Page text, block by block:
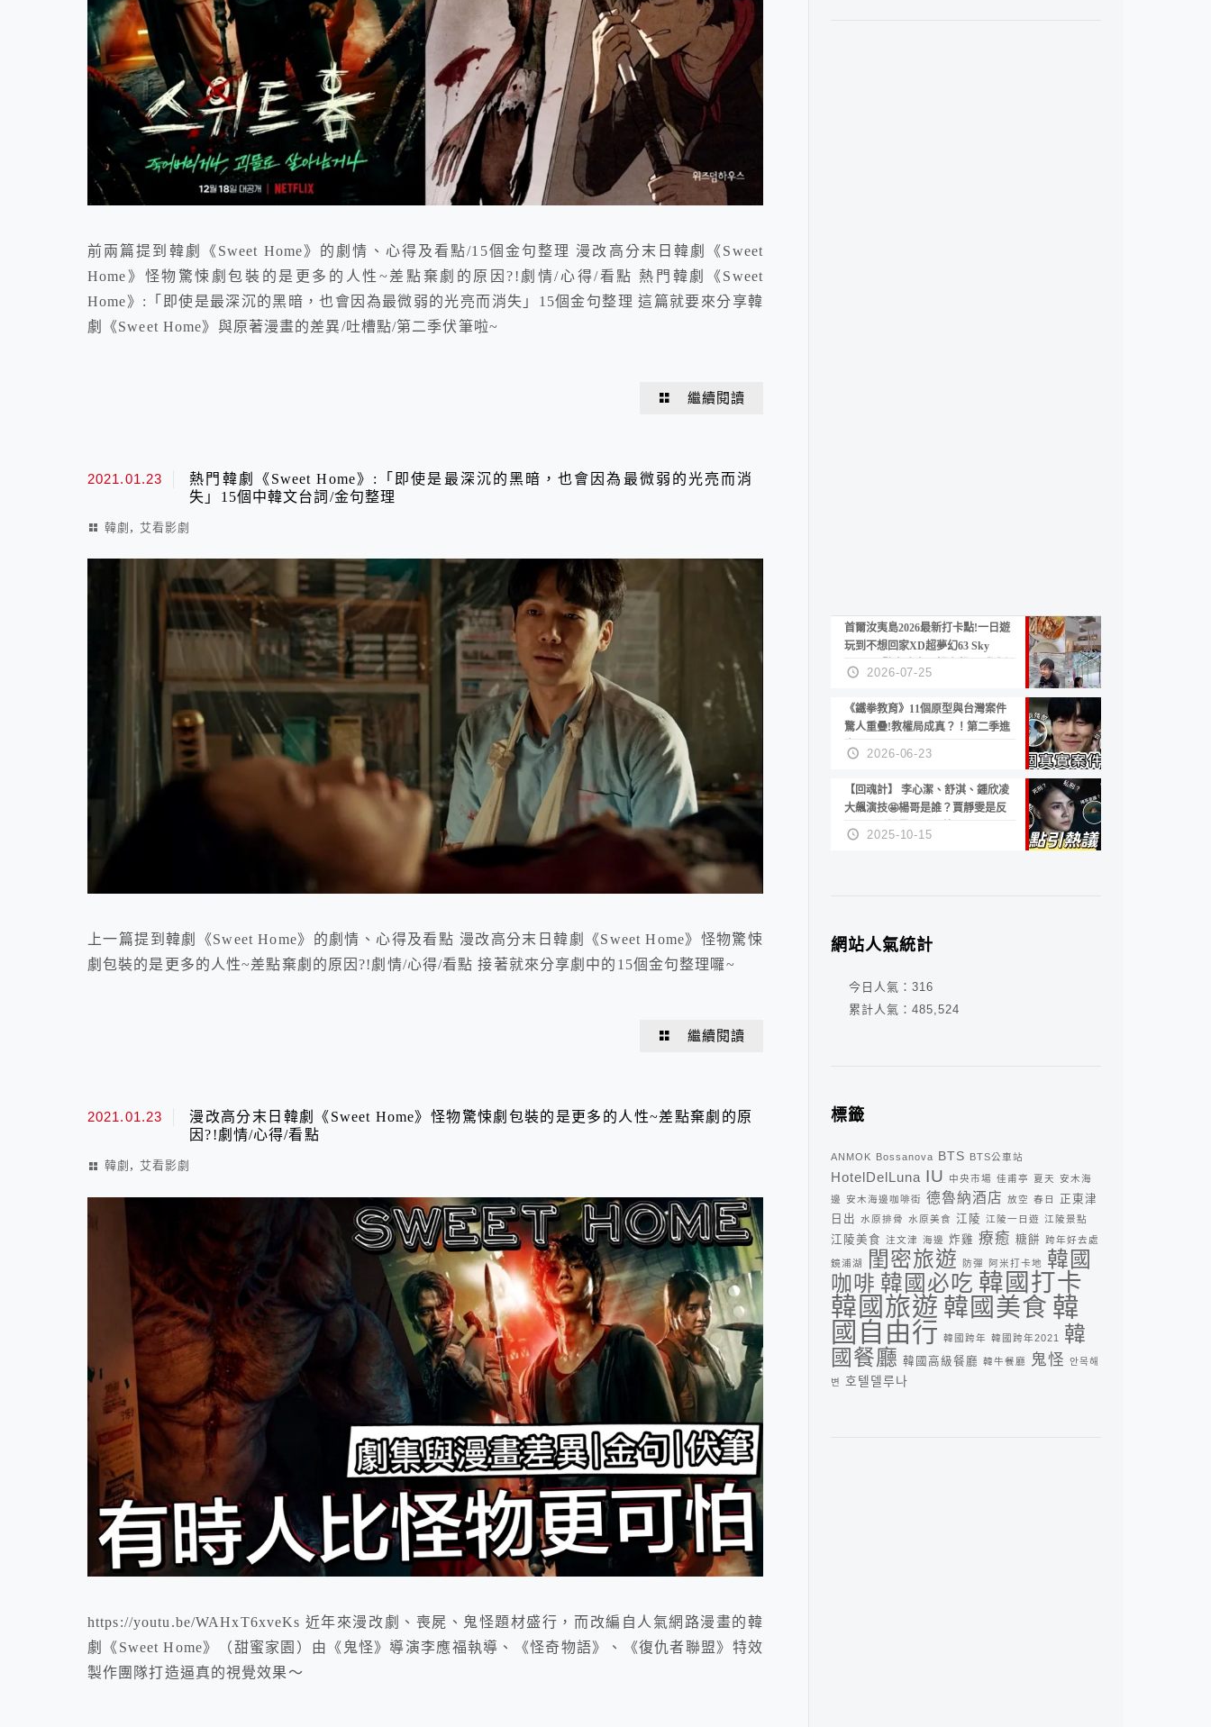
前兩篇提到韓劇《Sweet Home》的劇情、心得及看點/15個金句整理 漫改高分末日韓劇《Sweet
Home》怪物驚悚劇包裝的是更多的人性~差點棄劇的原因?!劇情/心得/看點 熱門韓劇《Sweet
Home》:「即使是最深沉的黑暗，也會因為最微弱的光亮而消失」15個金句整理 這篇就要來分享韓
劇《Sweet Home》與原著漫畫的差異/吐槽點/第二季伏筆啦~
繼續閱讀
2021.01.23
熱門韓劇《Sweet Home》:「即使是最深沉的黑暗，也會因為最微弱的光亮而消
失」15個中韓文台詞/金句整理
韓劇 , 艾看影劇
上一篇提到韓劇《Sweet Home》的劇情、心得及看點 漫改高分末日韓劇《Sweet Home》怪物驚悚
劇包裝的是更多的人性~差點棄劇的原因?!劇情/心得/看點 接著就來分享劇中的15個金句整理囉~
繼續閱讀
2021.01.23
漫改高分末日韓劇《Sweet Home》怪物驚悚劇包裝的是更多的人性~差點棄劇的原
因?!劇情/心得/看點
韓劇 , 艾看影劇
https://youtu.be/WAHxT6xveKs 近年來漫改劇、喪屍、鬼怪題材盛行，而改編自人氣網路漫畫的韓
劇《Sweet Home》（甜蜜家園）由《鬼怪》導演李應福執導、《怪奇物語》、《復仇者聯盟》特效
製作團隊打造逼真的視覺效果～
首爾汝夷島2026最新打卡點!一日遊
玩到不想回家XD超夢幻63 Sky
Picnic、鷺良津帝王蟹大餐、《淚之
女王》拍攝地、漢江公園免費玩水
2026-07-25
《鐵拳教育》11個原型與台灣案件
驚人重疊!教權局成真？！第二季進
度？😍
2026-06-23
【回魂計】 李心潔、舒淇、鍾欣凌
大飆演技🤩楊哥是誰？賈靜雯是反
派？死刑還是私刑正義
2025-10-15
網站人氣統計
今日人氣： 316
累計人氣： 485,524
標籤
ANMOK Bossanova BTS BTS公車站
HotelDelLuna IU 中央市場 佳甫亭 夏天 安木海
邊 安木海邊咖啡街 德魯納酒店 放空 春日
正東津
日出 水原排骨 水原美食 江陵 江陵一日遊 江陵景點
江陵美食 注文津 海邊 炸雞 療癒 糖餅 跨年好去處
鏡浦湖 閨密旅遊 防彈 阿米打卡地
韓國
咖啡 韓國必吃 韓國打卡
韓國旅遊 韓國美食 韓
國自由行 韓國跨年 韓國跨年2021
韓
國餐廳 韓國高級餐廳 韓牛餐廳 鬼怪 안목해
변
호텔델루나